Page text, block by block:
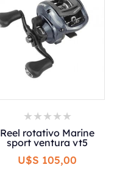
Reel rotativo Marine
sport ventura vt5
U$S 105,00